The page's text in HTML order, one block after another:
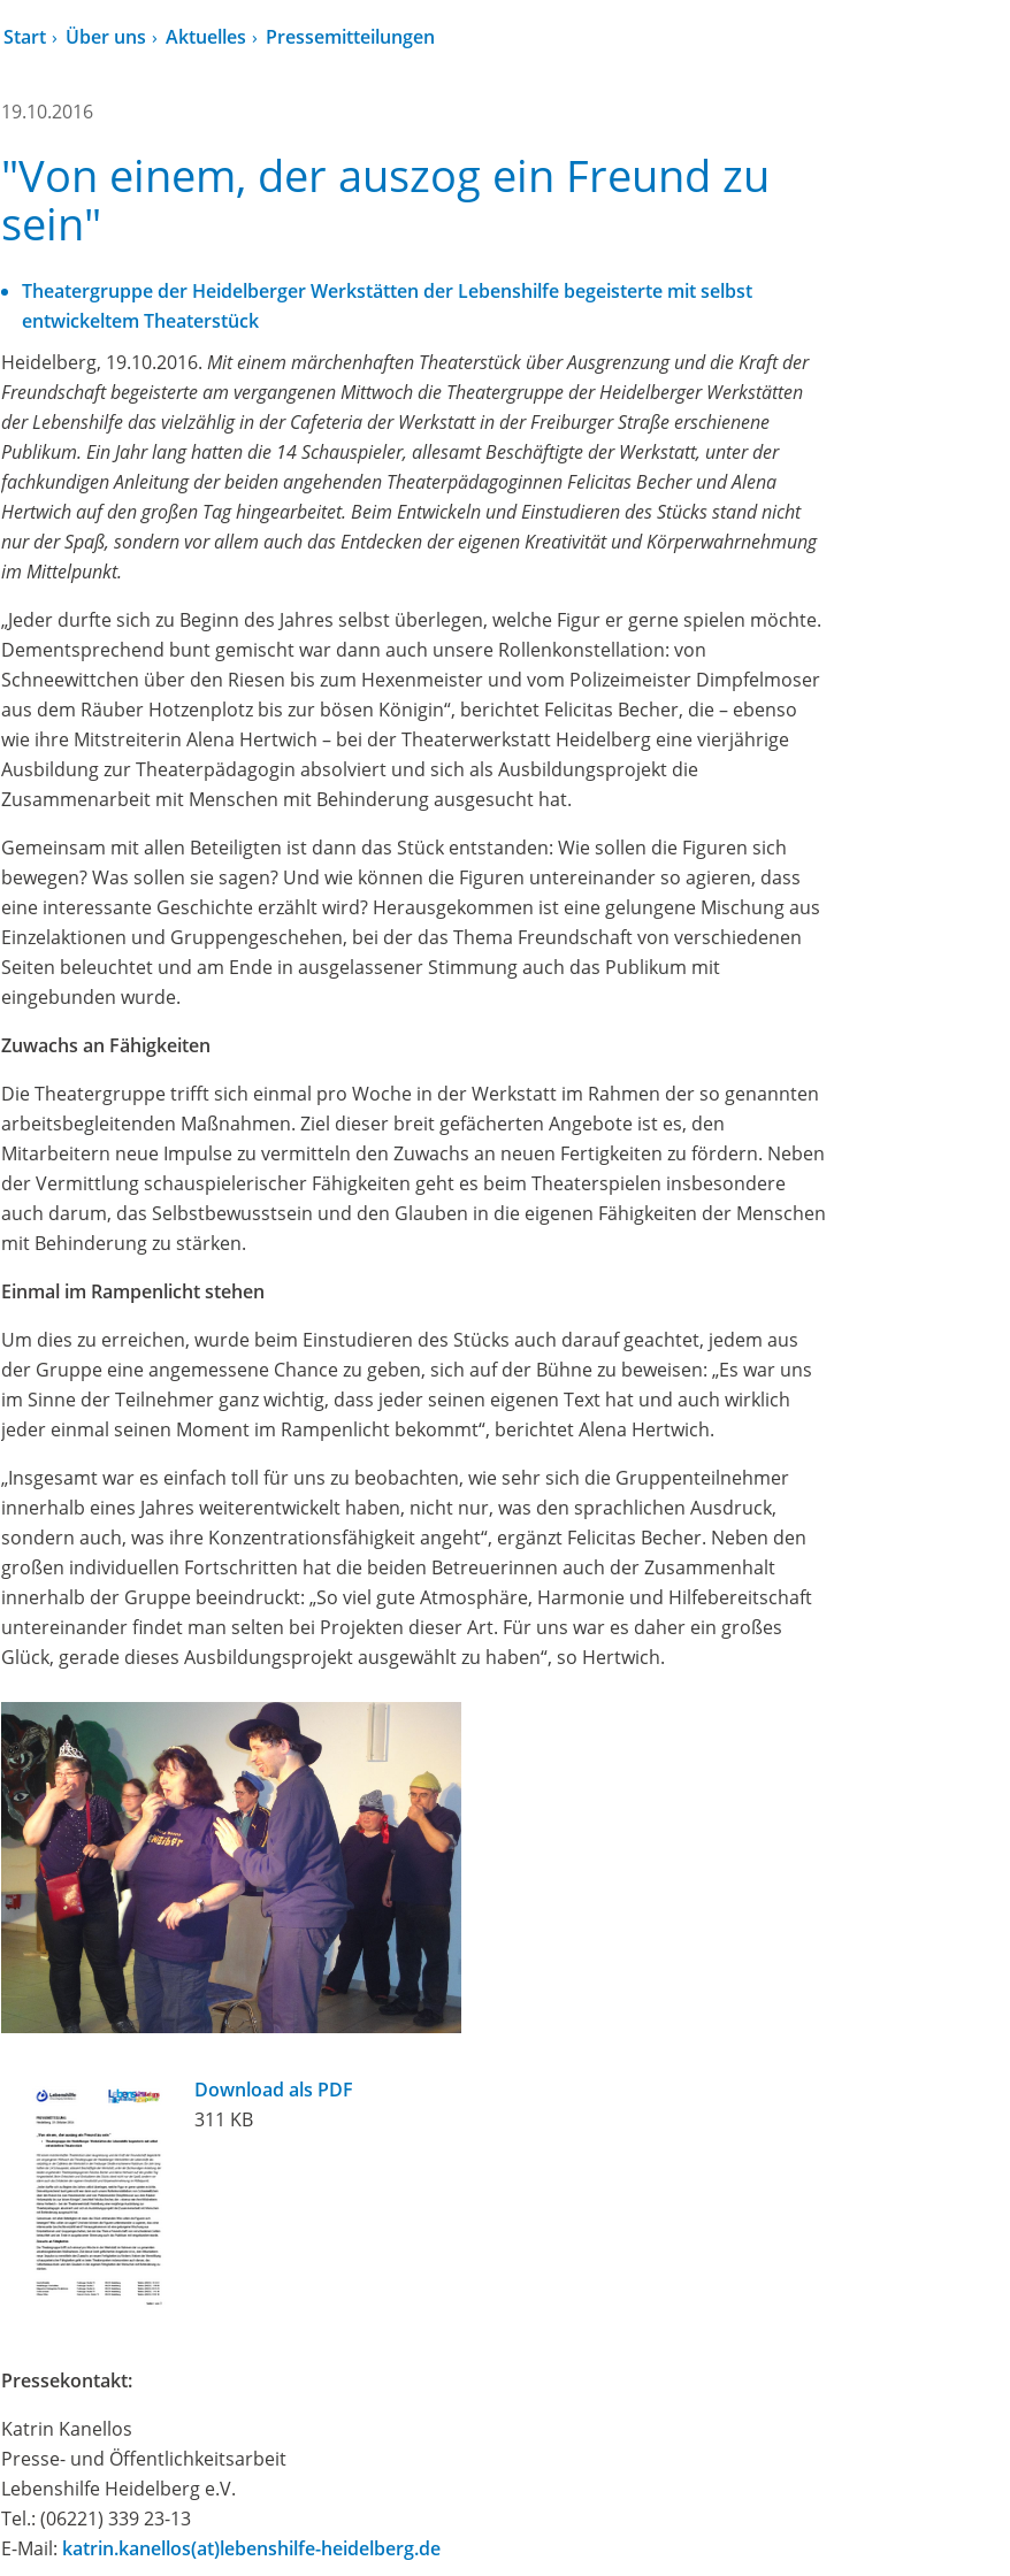
Start Über uns Aktuelles Pressemitteilungen
19.10.2016
"Von einem, der auszog ein Freund zu
sein"
Theatergruppe der Heidelberger Werkstätten der Lebenshilfe begeisterte mit selbst
entwickeltem Theaterstück
Heidelberg, 19.10.2016. Mit einem märchenhaften Theaterstück über Ausgrenzung und die Kraft der
Freundschaft begeisterte am vergangenen Mittwoch die Theatergruppe der Heidelberger Werkstätten
der Lebenshilfe das vielzählig in der Cafeteria der Werkstatt in der Freiburger Straße erschienene
Publikum. Ein Jahr lang hatten die 14 Schauspieler, allesamt Beschäftigte der Werkstatt, unter der
fachkundigen Anleitung der beiden angehenden Theaterpädagoginnen Felicitas Becher und Alena
Hertwich auf den großen Tag hingearbeitet. Beim Entwickeln und Einstudieren des Stücks stand nicht
nur der Spaß, sondern vor allem auch das Entdecken der eigenen Kreativität und Körperwahrnehmung
im Mittelpunkt.
„Jeder durfte sich zu Beginn des Jahres selbst überlegen, welche Figur er gerne spielen möchte.
Dementsprechend bunt gemischt war dann auch unsere Rollenkonstellation: von
Schneewittchen über den Riesen bis zum Hexenmeister und vom Polizeimeister Dimpfelmoser
aus dem Räuber Hotzenplotz bis zur bösen Königin“, berichtet Felicitas Becher, die – ebenso
wie ihre Mitstreiterin Alena Hertwich – bei der Theaterwerkstatt Heidelberg eine vierjährige
Ausbildung zur Theaterpädagogin absolviert und sich als Ausbildungsprojekt die
Zusammenarbeit mit Menschen mit Behinderung ausgesucht hat.
Gemeinsam mit allen Beteiligten ist dann das Stück entstanden: Wie sollen die Figuren sich
bewegen? Was sollen sie sagen? Und wie können die Figuren untereinander so agieren, dass
eine interessante Geschichte erzählt wird? Herausgekommen ist eine gelungene Mischung aus
Einzelaktionen und Gruppengeschehen, bei der das Thema Freundschaft von verschiedenen
Seiten beleuchtet und am Ende in ausgelassener Stimmung auch das Publikum mit
eingebunden wurde.
Zuwachs an Fähigkeiten
Die Theatergruppe trifft sich einmal pro Woche in der Werkstatt im Rahmen der so genannten
arbeitsbegleitenden Maßnahmen. Ziel dieser breit gefächerten Angebote ist es, den
Mitarbeitern neue Impulse zu vermitteln den Zuwachs an neuen Fertigkeiten zu fördern. Neben
der Vermittlung schauspielerischer Fähigkeiten geht es beim Theaterspielen insbesondere
auch darum, das Selbstbewusstsein und den Glauben in die eigenen Fähigkeiten der Menschen
mit Behinderung zu stärken.
Einmal im Rampenlicht stehen
Um dies zu erreichen, wurde beim Einstudieren des Stücks auch darauf geachtet, jedem aus
der Gruppe eine angemessene Chance zu geben, sich auf der Bühne zu beweisen: „Es war uns
im Sinne der Teilnehmer ganz wichtig, dass jeder seinen eigenen Text hat und auch wirklich
jeder einmal seinen Moment im Rampenlicht bekommt“, berichtet Alena Hertwich.
„Insgesamt war es einfach toll für uns zu beobachten, wie sehr sich die Gruppenteilnehmer
innerhalb eines Jahres weiterentwickelt haben, nicht nur, was den sprachlichen Ausdruck,
sondern auch, was ihre Konzentrationsfähigkeit angeht“, ergänzt Felicitas Becher. Neben den
großen individuellen Fortschritten hat die beiden Betreuerinnen auch der Zusammenhalt
innerhalb der Gruppe beeindruckt: „So viel gute Atmosphäre, Harmonie und Hilfebereitschaft
untereinander findet man selten bei Projekten dieser Art. Für uns war es daher ein großes
Glück, gerade dieses Ausbildungsprojekt ausgewählt zu haben“, so Hertwich.
Download als PDF
311 KB
Pressekontakt:
Katrin Kanellos
Presse- und Öffentlichkeitsarbeit
Lebenshilfe Heidelberg e.V.
Tel.: (06221) 339 23-13
E-Mail: katrin.kanellos(at)lebenshilfe-heidelberg.de